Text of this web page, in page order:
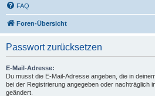
FAQ
Foren-Übersicht
Passwort zurücksetzen
E-Mail-Adresse:
Du musst die E-Mail-Adresse angeben, die in
bei der Registrierung angegeben oder nachträglich
geändert.